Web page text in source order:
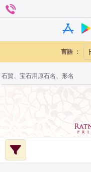
言語 ：